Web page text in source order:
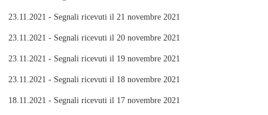
23.11.2021 - Segnali ricevuti il 21 novembre 2021
23.11.2021 - Segnali ricevuti il 20 novembre 2021
23.11.2021 - Segnali ricevuti il 19 novembre 2021
23.11.2021 - Segnali ricevuti il 18 novembre 2021
18.11.2021 - Segnali ricevuti il 17 novembre 2021